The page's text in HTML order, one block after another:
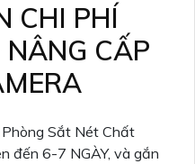
CHI PHÍ
CẤP
Sắt Nét Chất
đến 6-7 NGÀY, và gắn